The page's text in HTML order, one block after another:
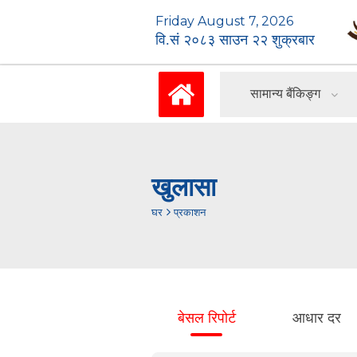
Friday August 7, 2026
वि.सं २०८३ साउन २२ शुक्रबार
सामान्य बैंकिङ्ग
खुलासा
घर प्रकाशन
बेसल रिपोर्ट आधार दर